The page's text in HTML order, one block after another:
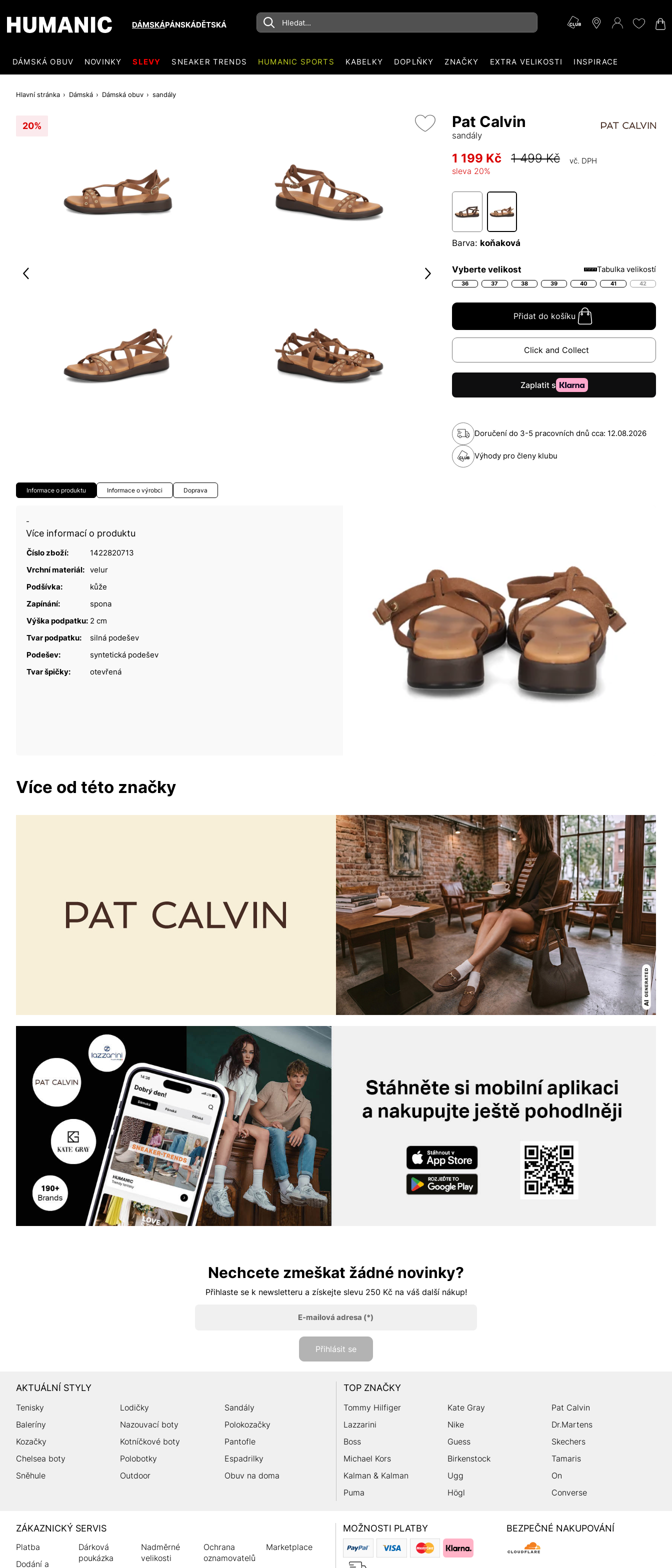
DÁMSKÁPÁNSKÁDĚTSKÁ
DÁMSKÁ OBUV NOVINKY SLEVY SNEAKER TRENDS HUMANIC SPORTS KABELKY DOPLŇKY ZNAČKY EXTRA VELIKOSTI INSPIRACE
Hlavní stránka Dámská Dámská obuv sandály
20% Pat Calvin
sandály
1 199 Kč 1 499 Kč vč. DPH
sleva 20%
Barva: koňaková
Vyberte velikost Tabulka velikostí
36 37 38 39 40 41 42
Přidat do košíku
Click and Collect
Doručení do 3-5 pracovních dnů cca: 12.08.2026
Výhody pro členy klubu
Informace o produktu Informace o výrobci Doprava
-
Více informací o produktu
Číslo zboží:
1422820713
Vrchní materiál: velur
Podšívka:
kůže
Zapínání:
spona
Výška podpatku: 2 cm
Tvar podpatku:
silná podešev
Podešev:
syntetická podešev
Tvar špičky:
otevřená
Více od této značky
Nechcete zmeškat žádné novinky?
Přihlaste se k newsletteru a získejte slevu 250 Kč na váš další nákup!
E-mailová adresa (*)
Přihlásit se
AKTUÁLNÍ STYLY
Tenisky Lodičky
Sandály
Baleríny
Nazouvací boty
Polokozačky
Kozačky
Kotníčkové boty
Pantofle
Chelsea boty
Polobotky
Espadrilky
Sněhule
Outdoor Obuv na doma
TOP ZNAČKY
Tommy Hilfiger Kate Gray
Pat Calvin
Lazzarini
Nike
Dr.Martens
Boss
Guess
Skechers
Michael Kors
Birkenstock
Tamaris
Kalman & Kalman
Ugg
On
Puma
Högl Converse
HUMANIC
Zápatí
ZÁKAZNICKÝ SERVIS
Platba
Dodání a
Dárková
poukázka
Nadměrné
velikosti
Ochrana
oznamovatelů
Marketplace
MOŽNOSTI PLATBY BEZPEČNÉ NAKUPOVÁNÍ